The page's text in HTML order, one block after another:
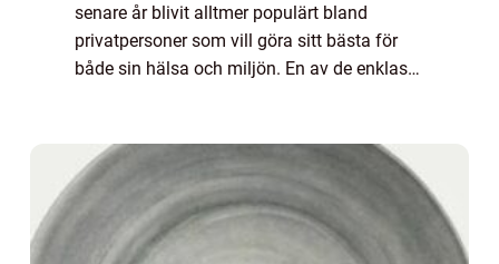
senare år blivit alltmer populärt bland
privatpersoner som vill göra sitt bästa för
både sin hälsa och miljön. En av de enklaste
prenumerera...